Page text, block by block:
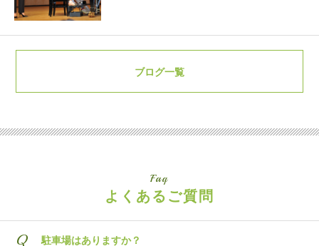
ブログ一覧
Faq
よくあるご質問
Q 駐車場はありますか？